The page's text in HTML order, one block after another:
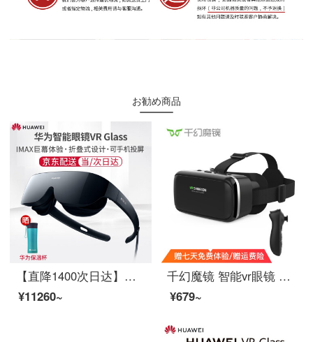
お勧め商品
【直降1400次日达】华为VR眼镜Glass智能眼睛cv10投屏3D一体机Mate40P40通用 华为VR眼镜-VR Glass-晒单送礼包
¥11260~
千幻魔镜 智能vr眼镜 游戏头盔虚拟现实眼镜ar眼镜3D电影苹果安卓手机通用 【影视版】升级版高清眼镜+蓝牙手柄
¥679~